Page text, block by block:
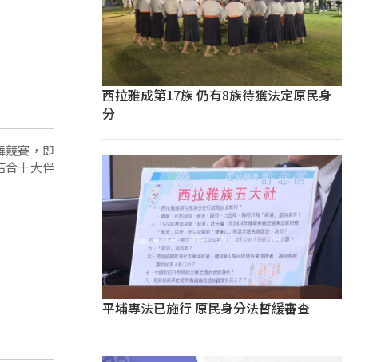
競賽，即
合十大伴
西拉雅成第17族 仍有8族待獲法定原民身
分
平埔專法已施行 原民身分法暫緩審查